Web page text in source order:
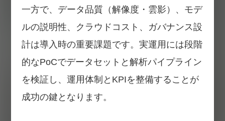
一方で、データ品質（解像度・雲影）、モデ
ルの説明性、クラウドコスト、ガバナンス設
計は導入時の重要課題です。実運用には段階
的なPoCでデータセットと解析パイプライン
を検証し、運用体制とKPIを整備することが
成功の鍵となります。